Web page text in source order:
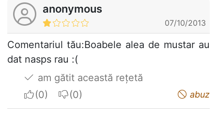
anonymous
07/10/2013
Comentariul tău:Boabele alea de mustar au
dat nasps rau :(
am gătit această rețetă
I apreciateI do not appreciate abuz